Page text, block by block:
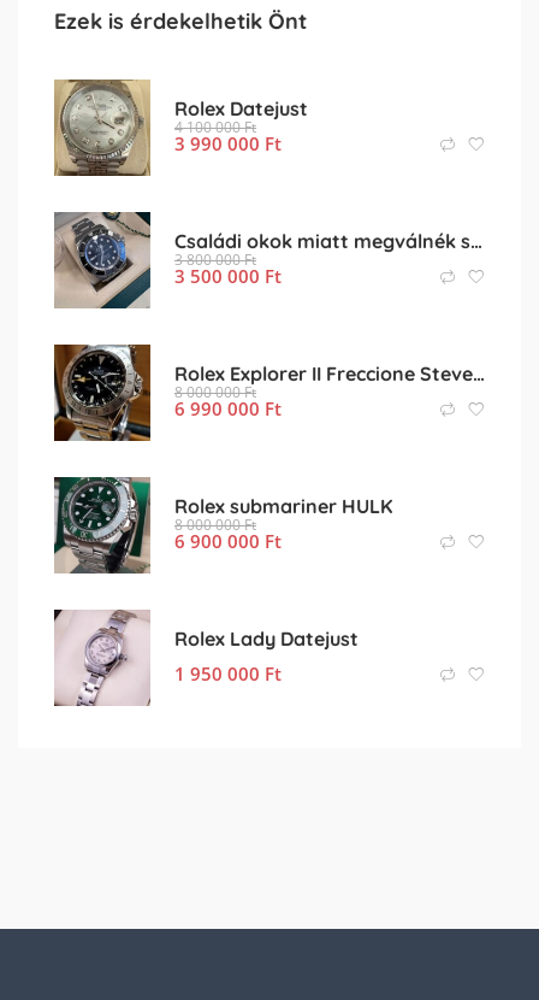
Ezek is érdekelhetik Önt
Rolex Datejust
4 100 000Ft
3 990 000 Ft
Családi okok miatt megválnék szeretett órámtól.
3 800 000Ft
3 500 000 Ft
Rolex Explorer II Freccione Steve McQeen
8 000 000Ft
6 990 000 Ft
Rolex submariner HULK
8 000 000Ft
6 900 000 Ft
Rolex Lady Datejust
1 950 000 Ft